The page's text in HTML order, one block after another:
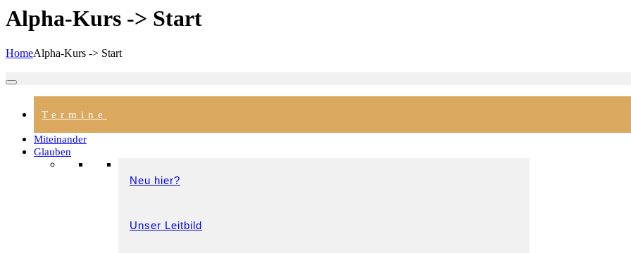
Alpha-Kurs -> Start
HomeAlpha-Kurs -> Start
Termine
Miteinander
Glauben
Neu hier?
Unser Leitbild